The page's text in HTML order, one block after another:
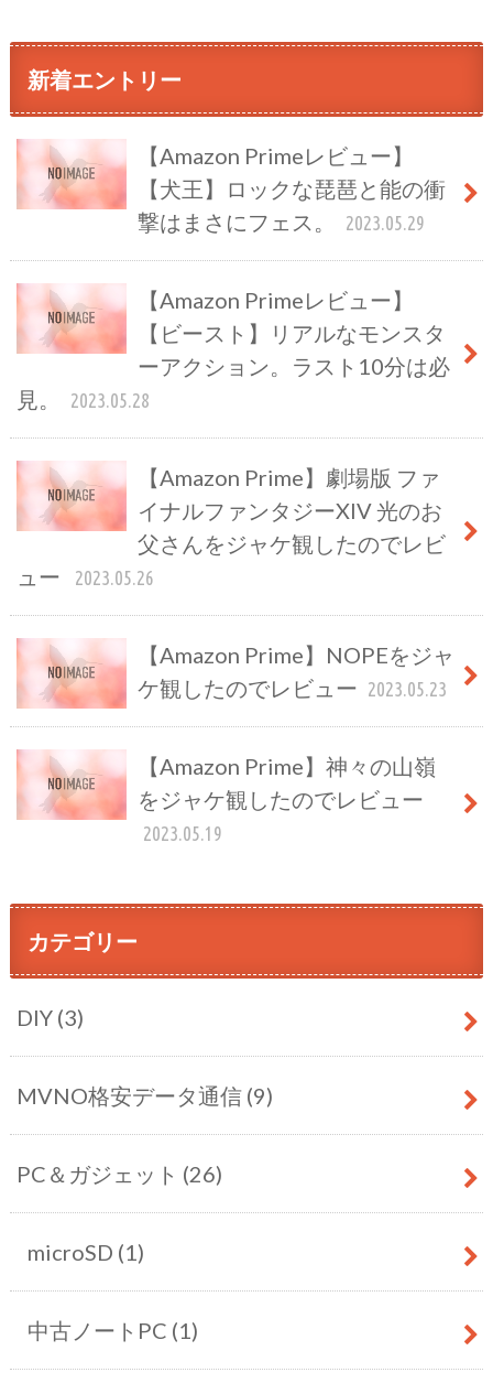
新着エントリー
【Amazon Primeレビュー】
【犬王】ロックな琵琶と能の衝
撃はまさにフェス。
2023.05.29
【Amazon Primeレビュー】
【ビースト】リアルなモンスタ
ーアクション。ラスト10分は必
見。
2023.05.28
【Amazon Prime】劇場版 ファ
イナルファンタジーXIV 光のお
父さんをジャケ観したのでレビ
ュー
2023.05.26
【Amazon Prime】NOPEをジャ
ケ観したのでレビュー 2023.05.23
【Amazon Prime】神々の山嶺
をジャケ観したのでレビュー
2023.05.19
カテゴリー
DIY (3)
MVNO格安データ通信 (9)
PC＆ガジェット (26)
microSD (1)
中古ノートPC (1)